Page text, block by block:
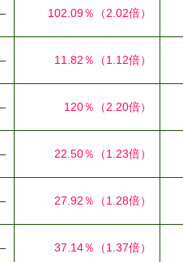
102.09％ （2.02倍）
11.82％ （1.12倍）
120％ （2.20倍）
22.50％ （1.23倍）
27.92％ （1.28倍）
37.14％ （1.37倍）